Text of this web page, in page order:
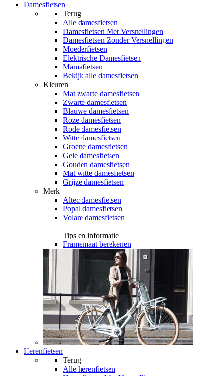
Damesfietsen
Terug
Alle damesfietsen
Damesfietsen Met Versnellingen
Damesfietsen Zonder Versnellingen
Moederfietsen
Elektrische Damesfietsen
Mamafietsen
Bekijk alle damesfietsen
Kleuren
Mat zwarte damesfietsen
Zwarte damesfietsen
Blauwe damesfietsen
Roze damesfietsen
Rode damesfietsen
Witte damesfietsen
Groene damesfietsen
Gele damesfietsen
Gouden damesfietsen
Mat witte damesfietsen
Grijze damesfietsen
Merk
Altec damesfietsen
Popal damesfietsen
Volare damesfietsen
Tips en informatie
Framemaat berekenen
Herenfietsen
Terug
Alle herenfietsen